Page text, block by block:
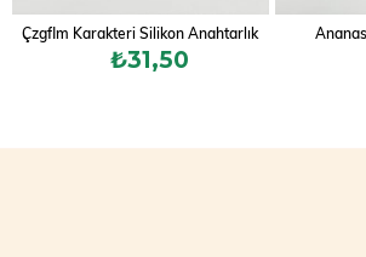
Çzgflm Karakteri Silikon Anahtarlık
₺31,50